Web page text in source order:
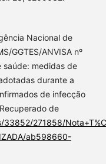
Nacional de
GGTES/ANVISA nº
medidas de
durante a
de infecção
de
271858/
ab598660-